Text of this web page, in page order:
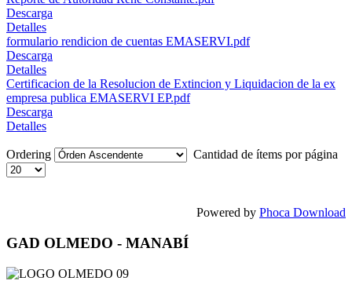
Descarga
Detalles
formulario rendicion de cuentas EMASERVI.pdf
Descarga
Detalles
Certificacion de la Resolucion de Extincion y Liquidacion de la ex
empresa publica EMASERVI EP.pdf
Descarga
Detalles
Ordering Cantidad de ítems por página
Powered by Phoca Download
GAD OLMEDO - MANABÍ